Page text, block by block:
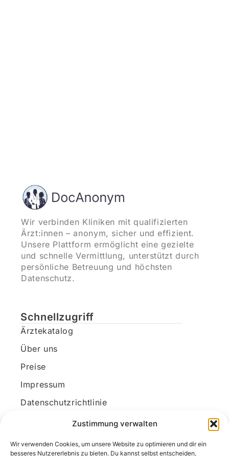
Zustimmung verwalten
Wir verwenden Cookies, um unsere Website zu optimieren und dir ein
besseres Nutzererlebnis zu bieten. Du kannst selbst entscheiden,
Wir verbinden Kliniken mit qualifizierten
Ärzt:innen – anonym, sicher und effizient.
Unsere Plattform ermöglicht eine gezielte
und schnelle Vermittlung, unterstützt durch
persönliche Betreuung und höchsten
Datenschutz.
Schnellzugriff
Ärztekatalog
Über uns
Preise
Impressum
Datenschutzrichtlinie
Kundenkonto
Unsere Kontaktdaten